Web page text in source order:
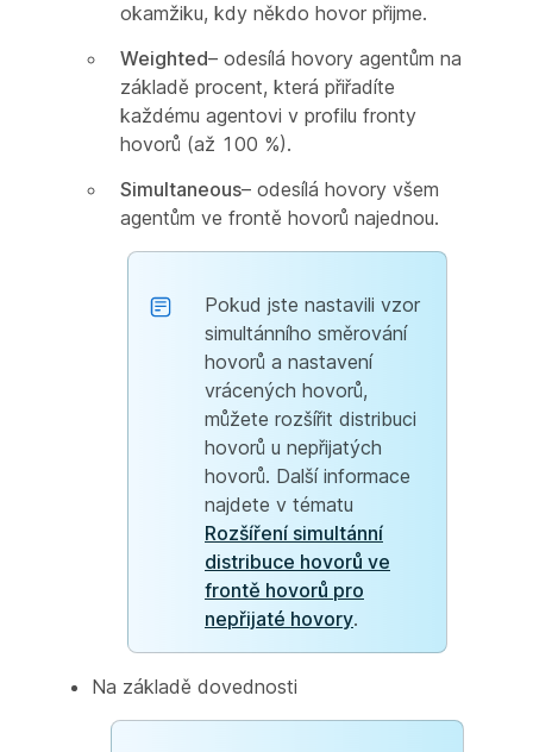
okamžiku, kdy někdo hovor přijme.
Weighted– odesílá hovory agentům na
základě procent, která přiřadíte
každému agentovi v profilu fronty
hovorů (až 100 %).
Simultaneous– odesílá hovory všem
agentům ve frontě hovorů najednou.
Pokud jste nastavili vzor
simultánního směrování
hovorů a nastavení
vrácených hovorů,
můžete rozšířit distribuci
hovorů u nepřijatých
hovorů. Další informace
najdete v tématu
Rozšíření simultánní
distribuce hovorů ve
frontě hovorů pro
nepřijaté hovory.
Na základě dovednosti